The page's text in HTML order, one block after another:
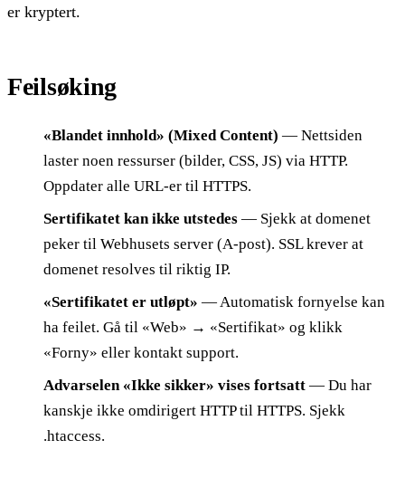
er kryptert.
Feilsøking
«Blandet innhold» (Mixed Content) — Nettsiden
laster noen ressurser (bilder, CSS, JS) via HTTP.
Oppdater alle URL-er til HTTPS.
Sertifikatet kan ikke utstedes — Sjekk at domenet
peker til Webhusets server (A-post). SSL krever at
domenet resolves til riktig IP.
«Sertifikatet er utløpt» — Automatisk fornyelse kan
ha feilet. Gå til «Web» → «Sertifikat» og klikk
«Forny» eller kontakt support.
Advarselen «Ikke sikker» vises fortsatt — Du har
kanskje ikke omdirigert HTTP til HTTPS. Sjekk
.htaccess.